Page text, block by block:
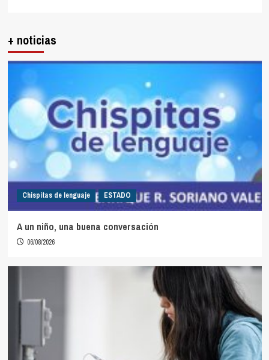
+ noticias
Chispitas de lenguaje ESTADO
A un niño, una buena conversación
06/08/2026